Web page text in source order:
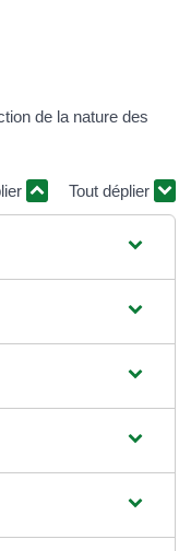
de la nature des
Tout déplier